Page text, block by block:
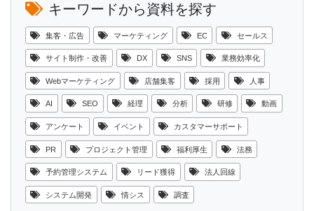
キーワードから資料を探す
集客・広告 マーケティング EC セールス
サイト制作・改善 DX SNS 業務効率化
Webマーケティング 店舗集客 採用 人事
AI SEO 経理 分析 研修 動画
アンケート イベント カスタマーサポート
PR プロジェクト管理 福利厚生 法務
予約管理システム リード獲得 法人回線
システム開発 情シス 調査